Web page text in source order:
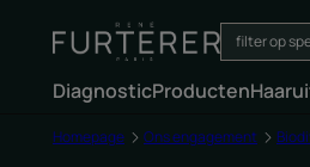
DiagnosticProducten
Homepage Ons engagement